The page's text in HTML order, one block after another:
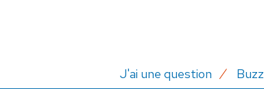
J'ai une question Buzz